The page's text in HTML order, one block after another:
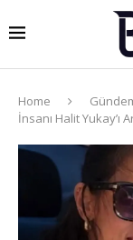
Home
İnsanı Halit Yukay’ı